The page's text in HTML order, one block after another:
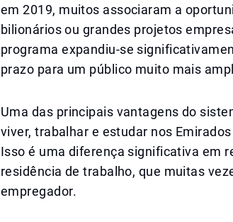
em 2019, muitos associaram a
bilionários ou grandes projetos
programa expandiu-se
prazo para um público muito mais
Uma das principais vantagens do
viver, trabalhar e estudar nos
Isso é uma diferença significativa em
residência de trabalho, que muitas
empregador.